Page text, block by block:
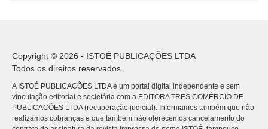
Copyright © 2026 - ISTOÉ PUBLICAÇÕES LTDA
Todos os direitos reservados.
A ISTOÉ PUBLICAÇÕES LTDA é um portal digital independente e sem
vinculação editorial e societária com a EDITORA TRES COMÉRCIO DE
PUBLICACÕES LTDA (recuperação judicial). Informamos também que não
realizamos cobranças e que também não oferecemos cancelamento do